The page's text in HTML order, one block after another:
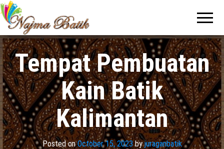
Jasa
Pembuatan
Seragam
Batik
Tempat Pembuatan
Kain Batik
Kalimantan
Posted onOctober 15, 2023byjuraganbatik